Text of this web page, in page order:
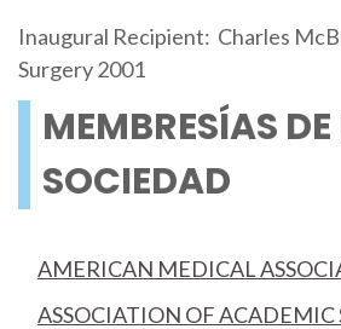
Inaugural Recipient: Charles
Surgery 2001
MEMBRESÍAS
SOCIEDAD
AMERICAN MEDICAL
ASSOCIATION OF ACADEMIC